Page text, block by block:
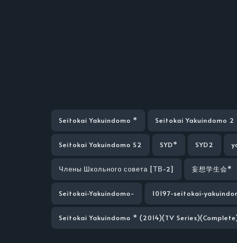
Seitokai Yakuindomo * Seitokai Yakuindomo 2
Seitokai Yakuindomo S2 SYD* SYD2
Члены Школьного совета [ТВ-2] 妄想学生会*
Seitokai-Yakuindomo- 10197-seitokai-
Seitokai Yakuindomo * (2014)(TV